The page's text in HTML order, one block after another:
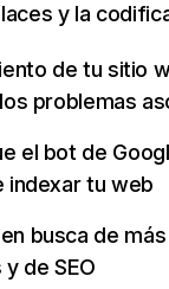
y la
de tu sitio
problemas
el bot de
indexar tu web
busca de
de SEO